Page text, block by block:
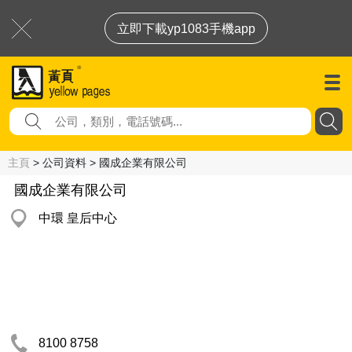
立即下載yp1083手機app
主頁 > 公司資料 > 國成企業有限公司
國成企業有限公司
中環 皇后中心
8100 8758